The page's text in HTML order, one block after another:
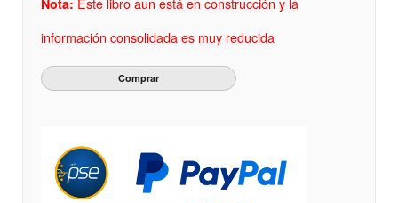
información consolidada es muy reducida